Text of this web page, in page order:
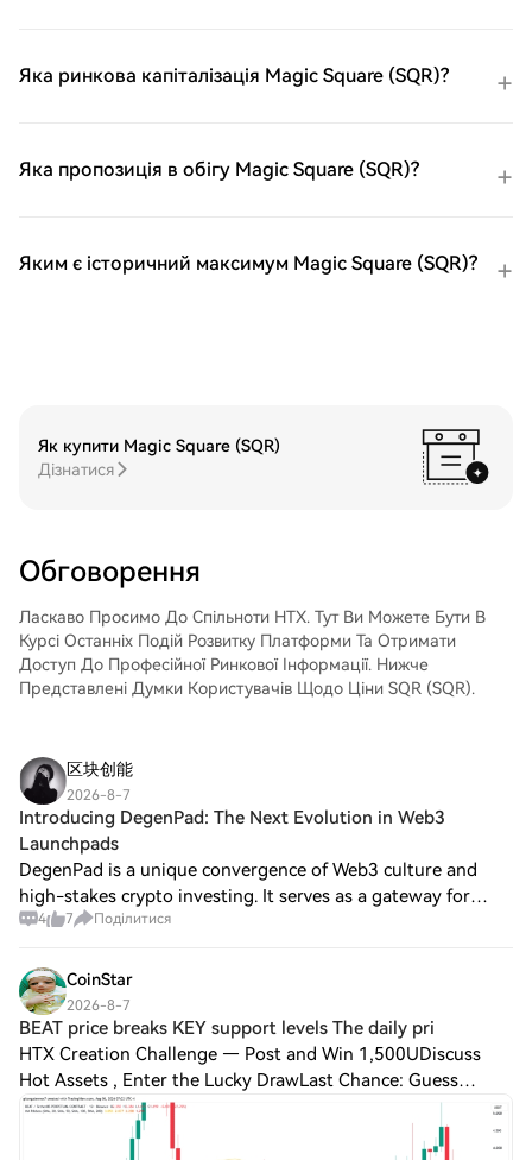
купити GIGADEVICE
безперешкодної торгівлі.Треті особи: ми
додали популярні способи оплати, такі
безпосередньо з іншими користувачами
на HTX.Позабіржова торгівля (OTC): ми
записі на HTX. Крім того, ви можете
відправити його в інше місце за
GIGADEVICE (GIGADEVICE)Легко
торгуйте GIGADEVICE (GIGADEVICE) на
спотовому ринку HTX. Просто увійдіть до
свого облікового запису, виберіть торгову
пару, укладайте угоди та спостерігайте
за ними в режимі реального часу. Ми
пропонуємо зручний досвід як для
Яка ринкова капіталізація Magic Square (SQR)?
Яка пропозиція в обігу Magic Square (SQR)?
Яким є історичний максимум Magic Square (SQR)?
Як купити Magic Square (SQR)
Дізнатися
Обговорення
Ласкаво Просимо До Спільноти HTX. Тут Ви Можете Бути В
Курсі Останніх Подій Розвитку Платформи Та Отримати
Доступ До Професійної Ринкової Інформації. Нижче
Представлені Думки Користувачів Щодо Ціни SQR (SQR).
区块创能
2026-8-7
Introducing DegenPad: The Next Evolution in Web3
Launchpads
DegenPad is a unique convergence of Web3 culture and
high-stakes crypto investing. It serves as a gateway for
both seasoned traders and newcomers, providing a fun and
4 7 Поділитися
CoinStar
2026-8-7
BEAT price breaks KEY support levels The daily pri
HTX Creation Challenge — Post and Win 1,500UDiscuss
Hot Assets , Enter the Lucky DrawLast Chance: Guess
Correctly Today and Win More BEAT price breaks KEY
support levels The daily price action chart r